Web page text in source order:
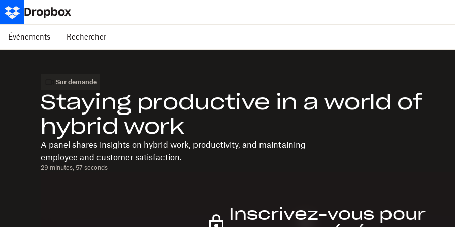
Événements Rechercher
Sur demande
Staying productive in a world of
hybrid work
A panel shares insights on hybrid work, productivity, and maintaining
employee and customer satisfaction.
29 minutes, 57 seconds
Inscrivez-vous pour